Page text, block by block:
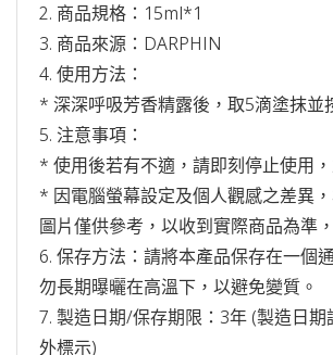
2. 商品規格：15ml*1
3. 商品來源：DARPHIN
4. 使用方法：
* 深深呼吸芳香精露後，取5滴塗抹並
5. 注意事項：
* 使用後若有不適，請即刻停止使用
* 因電腦螢幕設定及個人觀感之差異
圖片僅供參考，以收到實際商品為準
6. 保存方法：請將本產品保存在一個
勿長期曝曬在高溫下，以避免變質。
7. 製造日期/保存期限：3年 (製造日期
外標示)